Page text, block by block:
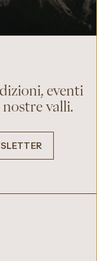
eventi
valli.